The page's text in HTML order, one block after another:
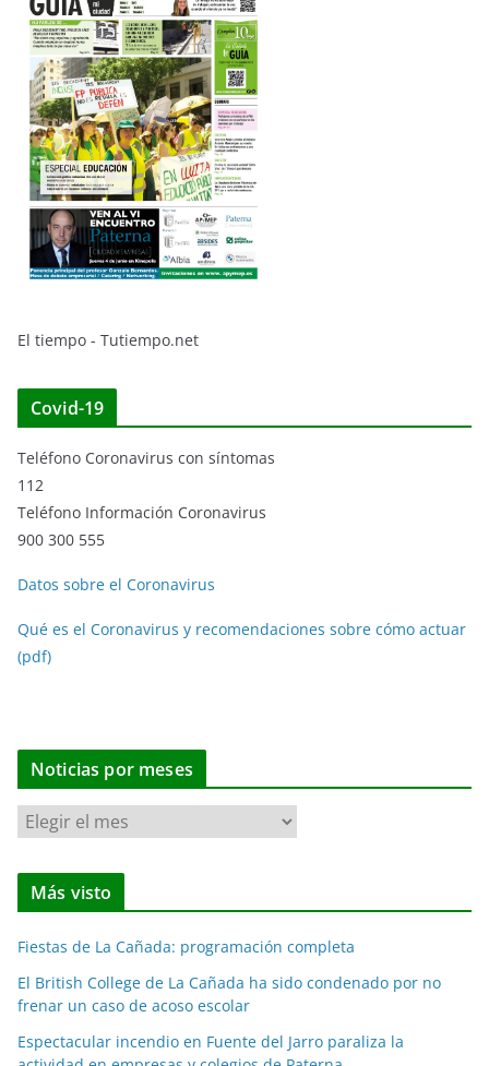
El tiempo - Tutiempo.net
Covid-19
Teléfono Coronavirus con síntomas
112
Teléfono Información Coronavirus
900 300 555
Datos sobre el Coronavirus
Qué es el Coronavirus y recomendaciones sobre cómo actuar
(pdf)
Noticias por meses
N
t
i
a
s
p
Más visto
Fiestas de La Cañada: programación completa
El British College de La Cañada ha sido condenado por no
frenar un caso de acoso escolar
Espectacular incendio en Fuente del Jarro paraliza la